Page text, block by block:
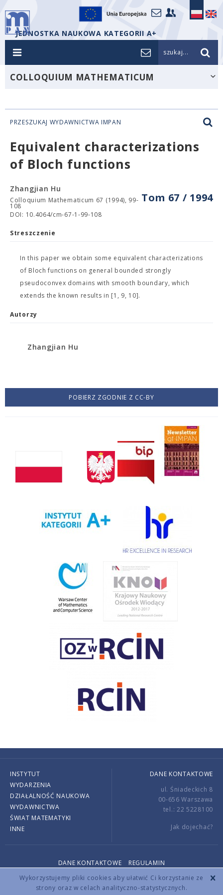
Wykorzystujemy pliki cookies aby ułatwić Ci korzystanie ze
strony oraz w celach analityczno-statystycznych.
JEDNOSTKA NAUKOWA KATEGORII A+
szukaj...
COLLOQUIUM MATHEMATICUM
PRZESZUKAJ WYDAWNICTWA IMPAN
Equivalent characterizations
of Bloch functions
Tom 67 / 1994
Zhangjian Hu
Colloquium Mathematicum 67 (1994), 99-
108
DOI: 10.4064/cm-67-1-99-108
Streszczenie
In this paper we obtain some equivalent characterizations
of Bloch functions on general bounded strongly
pseudoconvex domains with smooth boundary, which
extends the known results in [1, 9, 10].
Autorzy
Zhangjian Hu
POBIERZ ZGODNIE Z CC-BY
INSTYTUT
WYDARZENIA
DZIAŁALNOŚĆ NAUKOWA
WYDAWNICTWA
ŚWIAT MATEMATYKI
INNE
DANE KONTAKTOWE
ul. Śniadeckich 8
00-656 Warszawa
tel.: 22 5228100
Jak dojechać?
DANE KONTAKTOWE
REGULAMIN
Copyright © 2026 by IMPAN. All rights reserved.